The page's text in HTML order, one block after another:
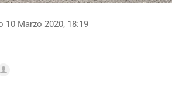
10 Marzo 2020, 18:19